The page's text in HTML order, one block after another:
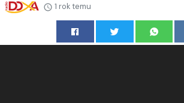
1 rok temu